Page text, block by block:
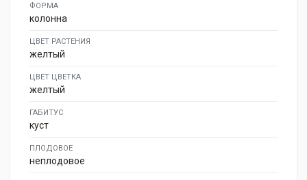
ФОРМА
колонна
ЦВЕТ РАСТЕНИЯ
желтый
ЦВЕТ ЦВЕТКА
желтый
ГАБИТУС
куст
ПЛОДОВОЕ
неплодовое